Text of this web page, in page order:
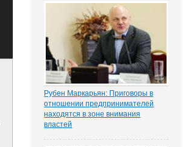
Рубен Маркарьян: Приговоры в
отношении предпринимателей
находятся в зоне внимания
властей